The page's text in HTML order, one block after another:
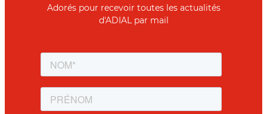
Adorés pour recevoir toutes les actualités
d'ADIAL par mail